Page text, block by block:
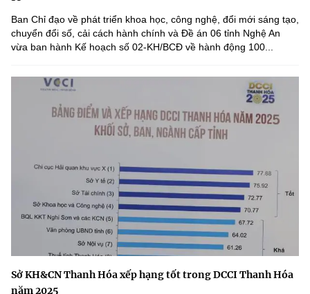
Ban Chỉ đạo về phát triển khoa học, công nghệ, đổi mới sáng tạo,
chuyển đổi số, cải cách hành chính và Đề án 06 tỉnh Nghệ An
vừa ban hành Kế hoạch số 02-KH/BCĐ về hành động 100...
Sở KH&CN Thanh Hóa xếp hạng tốt trong DCCI Thanh Hóa
năm 2025